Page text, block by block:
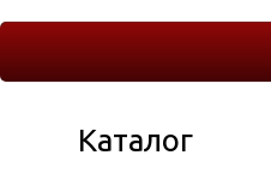
Каталог